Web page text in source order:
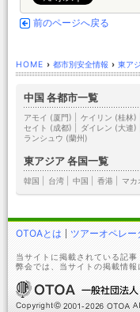
前のページへ戻る
HOME › 都市別安全情報 › 東ア
中国 各都市一覧
アモイ (厦門) ケイリン (桂林)
セイト (成都)
ダイレン (大連)
ランシュウ (蘭州)
東アジア 各国一覧
韓国 台湾 中国 香港 マカ
OTOAとは ツアーオペレー
当サイトに掲載されている記
弊会では、当サイトの掲載情